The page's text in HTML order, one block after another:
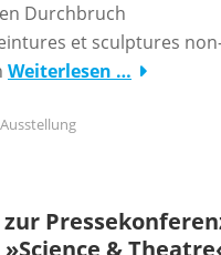
Durchbruch
et sculptures
Weiterlesen …
Ausstellung